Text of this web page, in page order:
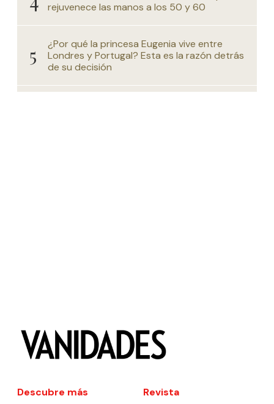
rejuvenece las manos a los 50 y 60
¿Por qué la princesa Eugenia vive entre
Londres y Portugal? Esta es la razón detrás
de su decisión
Descubre más
Revista